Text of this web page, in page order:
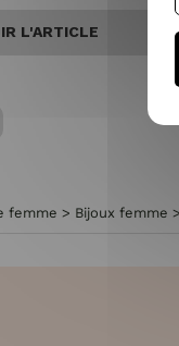
L'ARTICLE
femme > Bijoux femme >